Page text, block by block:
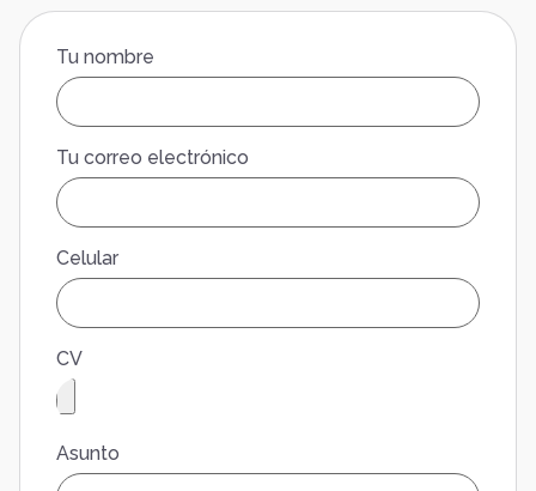
Tu nombre
Tu correo electrónico
Celular
CV
Asunto